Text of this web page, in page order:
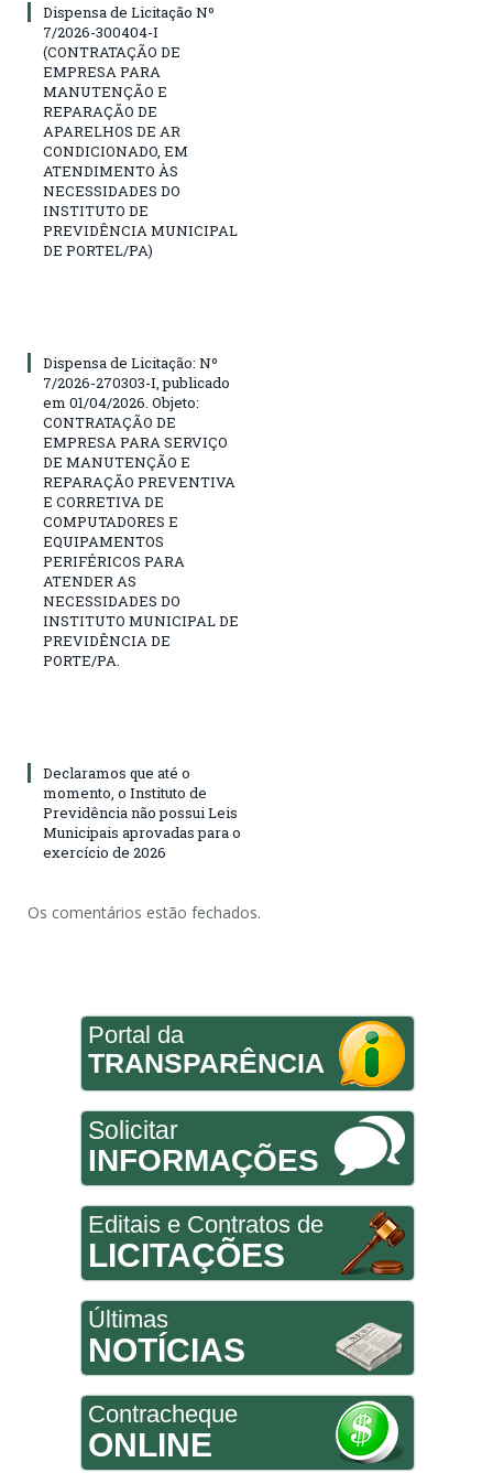
Dispensa de Licitação Nº
7/2026-300404-I
(CONTRATAÇÃO DE
EMPRESA PARA
MANUTENÇÃO E
REPARAÇÃO DE
APARELHOS DE AR
CONDICIONADO, EM
ATENDIMENTO ÀS
NECESSIDADES DO
INSTITUTO DE
PREVIDÊNCIA MUNICIPAL
DE PORTEL/PA)
Dispensa de Licitação: Nº
7/2026-270303-I, publicado
em 01/04/2026. Objeto:
CONTRATAÇÃO DE
EMPRESA PARA SERVIÇO
DE MANUTENÇÃO E
REPARAÇÃO PREVENTIVA
E CORRETIVA DE
COMPUTADORES E
EQUIPAMENTOS
PERIFÉRICOS PARA
ATENDER AS
NECESSIDADES DO
INSTITUTO MUNICIPAL DE
PREVIDÊNCIA DE
PORTE/PA.
Declaramos que até o
momento, o Instituto de
Previdência não possui Leis
Municipais aprovadas para o
exercício de 2026
Os comentários estão fechados.
Portal da
TRANSPARÊNCIA
Solicitar
INFORMAÇÕES
Editais e Contratos de
LICITAÇÕES
Últimas
NOTÍCIAS
Contracheque
ONLINE